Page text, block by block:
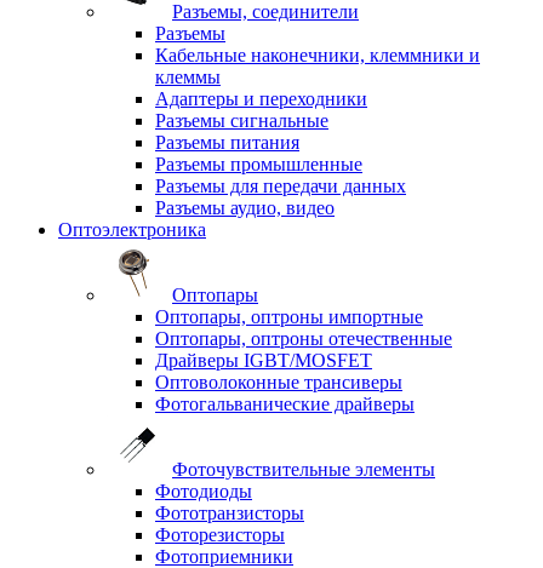
Разъемы, соединители
Разъемы
Кабельные наконечники, клеммники и
клеммы
Адаптеры и переходники
Разъемы сигнальные
Разъемы питания
Разъемы промышленные
Разъемы для передачи данных
Разъемы аудио, видео
Оптоэлектроника
Оптопары
Оптопары, оптроны импортные
Оптопары, оптроны отечественные
Драйверы IGBT/MOSFET
Оптоволоконные трансиверы
Фотогальванические драйверы
Фоточувствительные элементы
Фотодиоды
Фототранзисторы
Фоторезисторы
Фотоприемники